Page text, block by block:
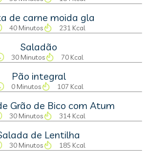
de carne moida gla
40 Minutos 231 Kcal
Saladão
30 Minutos 70 Kcal
Pão integral
0 Minutos 107 Kcal
Grão de Bico com Atum
30 Minutos 314 Kcal
de Lentilha
30 Minutos 185 Kcal